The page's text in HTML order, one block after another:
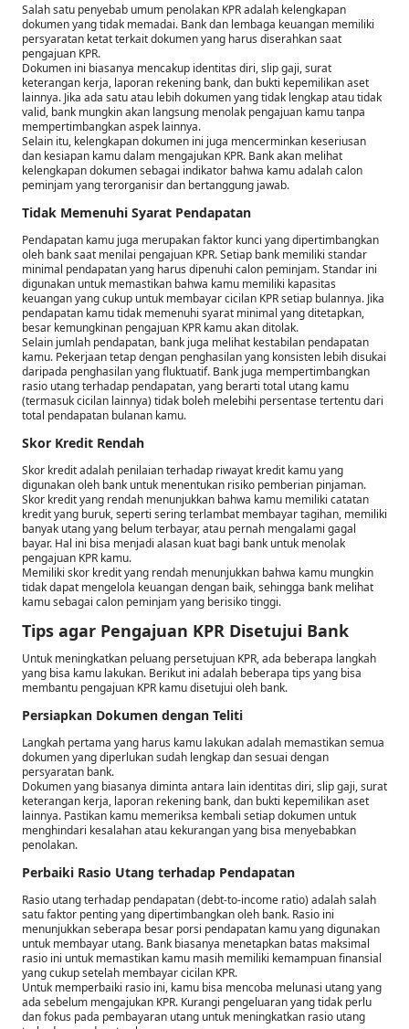
Salah satu penyebab umum penolakan KPR adalah kelengkapan
dokumen yang tidak memadai. Bank dan lembaga keuangan memiliki
persyaratan ketat terkait dokumen yang harus diserahkan saat
pengajuan KPR.
Dokumen ini biasanya mencakup identitas diri, slip gaji, surat
keterangan kerja, laporan rekening bank, dan bukti kepemilikan aset
lainnya. Jika ada satu atau lebih dokumen yang tidak lengkap atau tidak
valid, bank mungkin akan langsung menolak pengajuan kamu tanpa
mempertimbangkan aspek lainnya.
Selain itu, kelengkapan dokumen ini juga mencerminkan keseriusan
dan kesiapan kamu dalam mengajukan KPR. Bank akan melihat
kelengkapan dokumen sebagai indikator bahwa kamu adalah calon
peminjam yang terorganisir dan bertanggung jawab.
Tidak Memenuhi Syarat Pendapatan
Pendapatan kamu juga merupakan faktor kunci yang dipertimbangkan
oleh bank saat menilai pengajuan KPR. Setiap bank memiliki standar
minimal pendapatan yang harus dipenuhi calon peminjam. Standar ini
digunakan untuk memastikan bahwa kamu memiliki kapasitas
keuangan yang cukup untuk membayar cicilan KPR setiap bulannya. Jika
pendapatan kamu tidak memenuhi syarat minimal yang ditetapkan,
besar kemungkinan pengajuan KPR kamu akan ditolak.
Selain jumlah pendapatan, bank juga melihat kestabilan pendapatan
kamu. Pekerjaan tetap dengan penghasilan yang konsisten lebih disukai
daripada penghasilan yang fluktuatif. Bank juga mempertimbangkan
rasio utang terhadap pendapatan, yang berarti total utang kamu
(termasuk cicilan lainnya) tidak boleh melebihi persentase tertentu dari
total pendapatan bulanan kamu.
Skor Kredit Rendah
Skor kredit adalah penilaian terhadap riwayat kredit kamu yang
digunakan oleh bank untuk menentukan risiko pemberian pinjaman.
Skor kredit yang rendah menunjukkan bahwa kamu memiliki catatan
kredit yang buruk, seperti sering terlambat membayar tagihan, memiliki
banyak utang yang belum terbayar, atau pernah mengalami gagal
bayar. Hal ini bisa menjadi alasan kuat bagi bank untuk menolak
pengajuan KPR kamu.
Memiliki skor kredit yang rendah menunjukkan bahwa kamu mungkin
tidak dapat mengelola keuangan dengan baik, sehingga bank melihat
kamu sebagai calon peminjam yang berisiko tinggi.
Tips agar Pengajuan KPR Disetujui Bank
Untuk meningkatkan peluang persetujuan KPR, ada beberapa langkah
yang bisa kamu lakukan. Berikut ini adalah beberapa tips yang bisa
membantu pengajuan KPR kamu disetujui oleh bank.
Persiapkan Dokumen dengan Teliti
Langkah pertama yang harus kamu lakukan adalah memastikan semua
dokumen yang diperlukan sudah lengkap dan sesuai dengan
persyaratan bank.
Dokumen yang biasanya diminta antara lain identitas diri, slip gaji, surat
keterangan kerja, laporan rekening bank, dan bukti kepemilikan aset
lainnya. Pastikan kamu memeriksa kembali setiap dokumen untuk
menghindari kesalahan atau kekurangan yang bisa menyebabkan
penolakan.
Perbaiki Rasio Utang terhadap Pendapatan
Rasio utang terhadap pendapatan (debt-to-income ratio) adalah salah
satu faktor penting yang dipertimbangkan oleh bank. Rasio ini
menunjukkan seberapa besar porsi pendapatan kamu yang digunakan
untuk membayar utang. Bank biasanya menetapkan batas maksimal
rasio ini untuk memastikan kamu masih memiliki kemampuan finansial
yang cukup setelah membayar cicilan KPR.
Untuk memperbaiki rasio ini, kamu bisa mencoba melunasi utang yang
ada sebelum mengajukan KPR. Kurangi pengeluaran yang tidak perlu
dan fokus pada pembayaran utang untuk meningkatkan rasio utang